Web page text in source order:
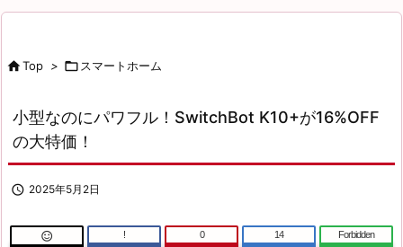
Top >  スマートホーム
小型なのにパワフル！SwitchBot K10+が16%OFF
の大特価！
 2025年5月2日
 ! 0 14 Forbidden